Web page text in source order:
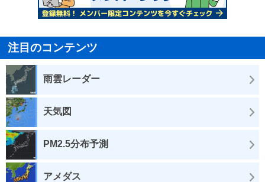
注目のコンテンツ
雨雲レーダー
天気図
PM2.5分布予測
アメダス